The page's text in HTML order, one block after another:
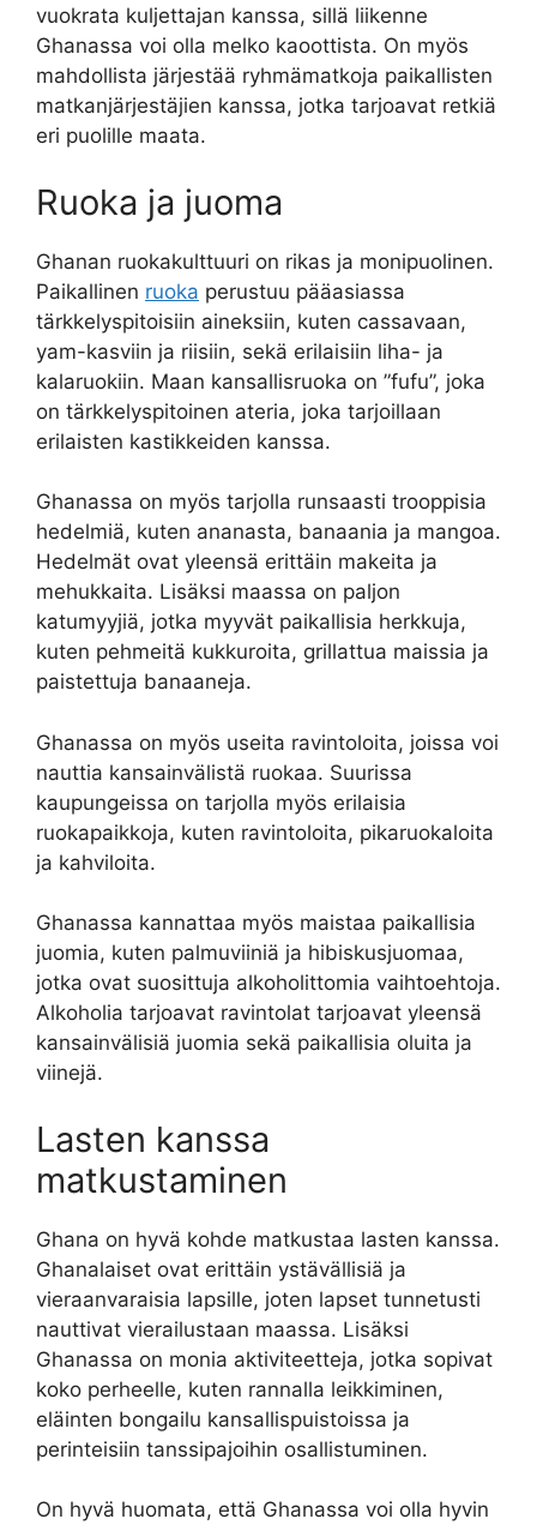
vuokrata kuljettajan kanssa, sillä liikenne
Ghanassa voi olla melko kaoottista. On myös
mahdollista järjestää ryhmämatkoja paikallisten
matkanjärjestäjien kanssa, jotka tarjoavat retkiä
eri puolille maata.
Ruoka ja juoma
Ghanan ruokakulttuuri on rikas ja monipuolinen.
Paikallinen ruoka perustuu pääasiassa
tärkkelyspitoisiin aineksiin, kuten cassavaan,
yam-kasviin ja riisiin, sekä erilaisiin liha- ja
kalaruokiin. Maan kansallisruoka on ”fufu”, joka
on tärkkelyspitoinen ateria, joka tarjoillaan
erilaisten kastikkeiden kanssa.
Ghanassa on myös tarjolla runsaasti trooppisia
hedelmiä, kuten ananasta, banaania ja mangoa.
Hedelmät ovat yleensä erittäin makeita ja
mehukkaita. Lisäksi maassa on paljon
katumyyjiä, jotka myyvät paikallisia herkkuja,
kuten pehmeitä kukkuroita, grillattua maissia ja
paistettuja banaaneja.
Ghanassa on myös useita ravintoloita, joissa voi
nauttia kansainvälistä ruokaa. Suurissa
kaupungeissa on tarjolla myös erilaisia ​​
ruokapaikkoja, kuten ravintoloita, pikaruokaloita
ja kahviloita.
Ghanassa kannattaa myös maistaa paikallisia
juomia, kuten palmuviiniä ja hibiskusjuomaa,
jotka ovat suosittuja alkoholittomia vaihtoehtoja.
Alkoholia tarjoavat ravintolat tarjoavat yleensä
kansainvälisiä juomia sekä paikallisia oluita ja ​​
viinejä.
Lasten kanssa
matkustaminen
Ghana on hyvä kohde matkustaa lasten kanssa.
Ghanalaiset ovat erittäin ystävällisiä ja
vieraanvaraisia lapsille, joten lapset tunnetusti
nauttivat vierailustaan maassa. Lisäksi
Ghanassa on monia aktiviteetteja, jotka sopivat
koko perheelle, kuten rannalla leikkiminen,
eläinten bongailu kansallispuistoissa ja
perinteisiin tanssipajoihin osallistuminen.
On hyvä huomata, että Ghanassa voi olla hyvin